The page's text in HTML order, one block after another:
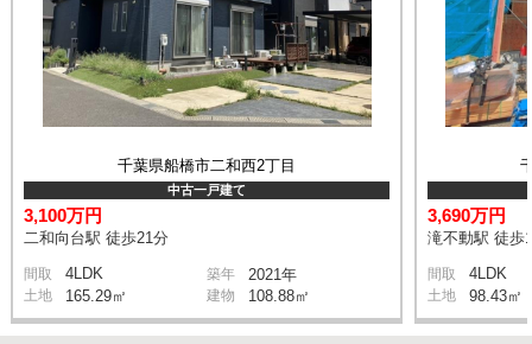
千葉県船橋市二和西2丁目
中古一戸建て
3,100万円
二和向台駅 徒歩21分
間取 4LDK 築年 2021年
土地 165.29㎡ 建物 108.88㎡
3,690万円
滝不動駅 徒歩
間取 4LDK
土地 98.43㎡